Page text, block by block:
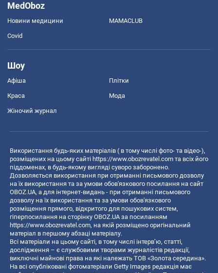
MedOboz
Новини медицини MAMACLUB
Covid
Шоу
Афіша Плітки
Краса Мода
Жіночий журнал
Використання будь-яких матеріалів ( в тому числі фото- та відео-),
розміщених на цьому сайті https://www.obozrevatel.com та всіх його
піддоменах, в будь-якому вигляді суворо заборонено.
Дозволяється використання при отриманні письмового дозволу
на їх використання та за умови обов'язкового посилання на сайт
OBOZ.UA, а для інтернет-видань - при отриманні письмового
дозволу на їх використання та за умови обов'язкового
розміщення прямого, відкритого для пошукових систем,
гіперпосилання на сторінку OBOZ.UA за посиланням
https://www.obozrevatel.com, на якій розміщено оригінальний
матеріал в першому абзаці матеріалу.
Всі матеріали на цьому сайті, в тому числі інтерв’ю, статті,
дослідження – є службовими творами журналістів редакції,
виключні майнові права на які належать ТОВ «Золота середина».
На всі опубліковані фотоматеріали Getty Images редакція має